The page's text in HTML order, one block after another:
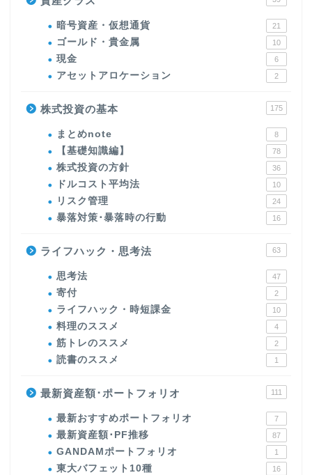
暗号資産・仮想通貨 21
ゴールド・貴金属 10
現金 6
アセットアロケーション 2
株式投資の基本 175
まとめnote 8
【基礎知識編】 78
株式投資の方針 36
ドルコスト平均法 10
リスク管理 24
暴落対策･暴落時の行動 16
ライフハック・思考法 63
思考法 47
寄付 2
ライフハック・時短課金 10
料理のススメ 4
筋トレのススメ 2
読書のススメ 1
最新資産額･ポートフォリオ 111
最新おすすめポートフォリオ 7
最新資産額･PF推移 87
GANDAMポートフォリオ 1
東大バフェット10種 16